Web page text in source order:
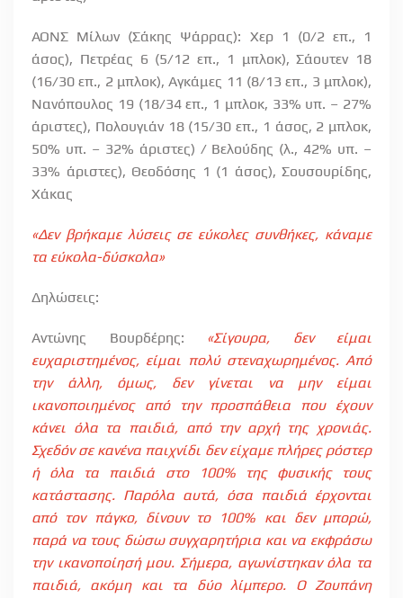
ΑΟΝΣ Μίλων (Σάκης Ψάρρας): Χερ 1 (0/2 επ., 1
άσος), Πετρέας 6 (5/12 επ., 1 μπλοκ), Σάουτεν 18
(16/30 επ., 2 μπλοκ), Αγκάμες 11 (8/13 επ., 3 μπλοκ),
Νανόπουλος 19 (18/34 επ., 1 μπλοκ, 33% υπ. – 27%
άριστες), Πολουγιάν 18 (15/30 επ., 1 άσος, 2 μπλοκ,
50% υπ. – 32% άριστες) / Βελούδης (λ., 42% υπ. –
33% άριστες), Θεοδόσης 1 (1 άσος), Σουσουρίδης,
Χάκας
«Δεν βρήκαμε λύσεις σε εύκολες συνθήκες, κάναμε
τα εύκολα-δύσκολα»
Δηλώσεις:
Αντώνης Βουρδέρης: «Σίγουρα, δεν είμαι
ευχαριστημένος, είμαι πολύ στεναχωρημένος. Από
την άλλη, όμως, δεν γίνεται να μην είμαι
ικανοποιημένος από την προσπάθεια που έχουν
κάνει όλα τα παιδιά, από την αρχή της χρονιάς.
Σχεδόν σε κανένα παιχνίδι δεν είχαμε πλήρες ρόστερ
ή όλα τα παιδιά στο 100% της φυσικής τους
κατάστασης. Παρόλα αυτά, όσα παιδιά έρχονται
από τον πάγκο, δίνουν το 100% και δεν μπορώ,
παρά να τους δώσω συγχαρητήρια και να εκφράσω
την ικανοποίησή μου. Σήμερα, αγωνίστηκαν όλα τα
παιδιά, ακόμη και τα δύο λίμπερο. Ο Ζουπάνη